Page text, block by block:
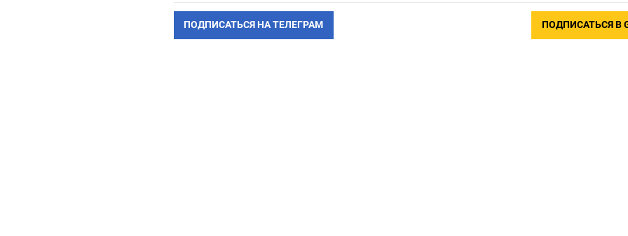
ПОДПИСАТЬСЯ НА ТЕЛЕГРАМ ПОДПИСАТЬСЯ В